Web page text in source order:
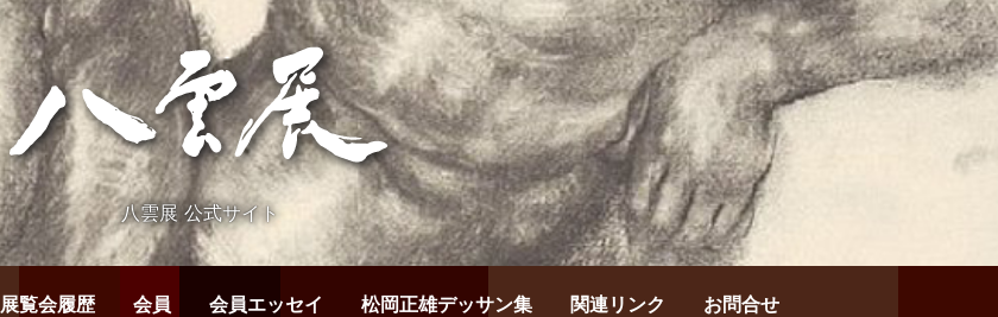
八雲展 公式サイト
展覧会履歴 会員 会員エッセイ 松岡正雄デッサン集 関連リンク お問合せ